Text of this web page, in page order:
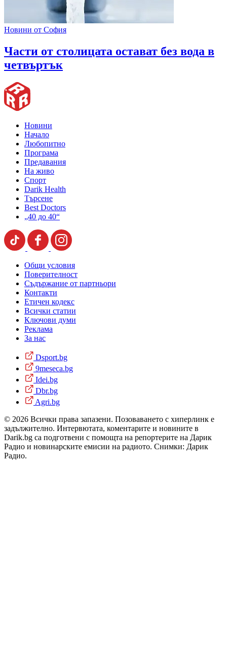
Новини от София
Части от столицата остават без вода в
четвъртък
Новини
Начало
Любопитно
Програма
Предавания
На живо
Спорт
Darik Health
Търсене
Best Doctors
„40 до 40“
Общи условия
Поверителност
Съдържание от партньори
Контакти
Етичен кодекс
Всички статии
Ключови думи
Реклама
За нас
Dsport.bg
9meseca.bg
Idei.bg
Dbr.bg
Agri.bg
© 2026 Всички права запазени. Позоваването с хиперлинк е
задължително. Интервютата, коментарите и новините в
Darik.bg са подготвени с помощта на репортерите на Дарик
Радио и новинарските емисии на радиото. Снимки: Дарик
Радио.